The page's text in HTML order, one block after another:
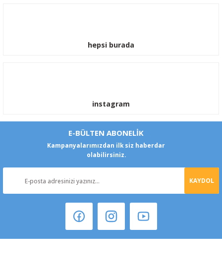
hepsi burada
instagram
E-BÜLTEN ABONELİK
Kampanyalarımızdan ilk siz haberdar
olabilirsiniz.
KAYDOL